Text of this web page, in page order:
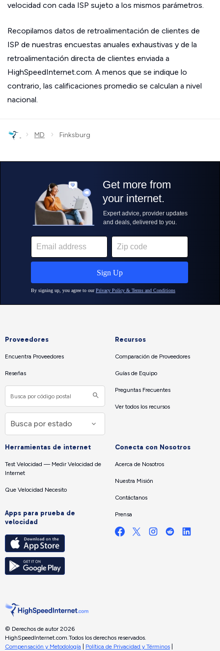
velocidad con cada ISP sujeto a los mismos parámetros.
Recopilamos datos de retroalimentación de clientes de
ISP de nuestras encuestas anuales exhaustivas y de la
retroalimentación directa de clientes enviada a
HighSpeedInternet.com. A menos que se indique lo
contrario, las calificaciones promedio se calculan a nivel
nacional.
› MD › Finksburg
Proveedores
Encuentra Proveedores
Reseñas
Recursos
Comparación de Proveedores
Guías de Equipo
Preguntas Frecuentes
Ver todos los recursos
Herramientas de internet
Test Velocidad — Medir Velocidad de
Internet
Que Velocidad Necesito
Apps para prueba de
velocidad
Conecta con Nosotros
Acerca de Nosotros
Nuestra Misión
Contáctanos
Prensa
© Derechos de autor 2026
HighSpeedInternet.com. Todos los derechos reservados.
Compensación y Metodología
Política de Privacidad y Términos